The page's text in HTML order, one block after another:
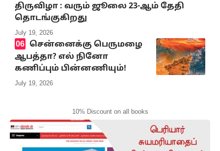
திருவிழா : வரும் ஜூலை 23-ஆம் தேதி
தொடங்குகிறது
July 19, 2026
சென்னைக்கு பெருமழை
ஆபத்தா? எல் நினோ
கணிப்பும் பின்னணியும்!
July 19, 2026
10% Discount on all books